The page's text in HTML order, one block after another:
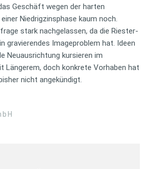
Geschäft wegen der harten
Niedrigzinsphase kaum noch.
stark nachgelassen, da die Riester-
gravierendes Imageproblem hat. Ideen
Neuausrichtung kursieren im
Längerem, doch konkrete Vorhaben hat
nicht angekündigt.